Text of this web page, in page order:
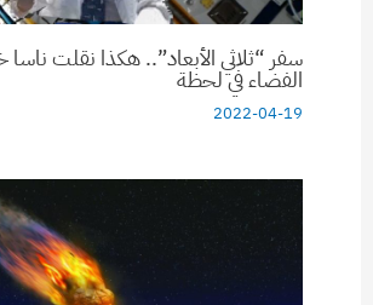
سفر “ثلاثي الأبعاد”.. هكذا نقلت ناسا
الفضاء في لحظة
2022-04-19